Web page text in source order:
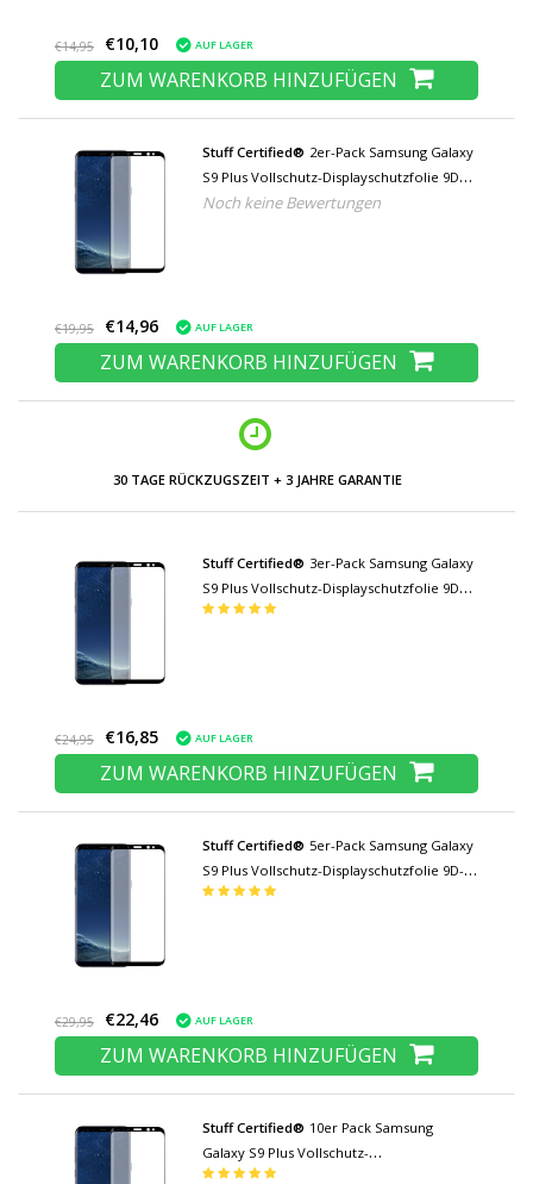
€14,95 €10,10 AUF LAGER
ZUM WARENKORB HINZUFÜGEN
Stuff Certified® 2er-Pack Samsung Galaxy
S9 Plus Vollschutz-Displayschutzfolie 9D
Hartglasfolie Hartglas
Noch keine Bewertungen
€19,95 €14,96 AUF LAGER
ZUM WARENKORB HINZUFÜGEN
30 TAGE RÜCKZUGSZEIT + 3 JAHRE GARANTIE
Stuff Certified® 3er-Pack Samsung Galaxy
S9 Plus Vollschutz-Displayschutzfolie 9D
Hartglasfolie Hartglas
€24,95 €16,85 AUF LAGER
ZUM WARENKORB HINZUFÜGEN
Stuff Certified® 5er-Pack Samsung Galaxy
S9 Plus Vollschutz-Displayschutzfolie 9D-
Glasscheibe aus gehärtetem Glas
€29,95 €22,46 AUF LAGER
ZUM WARENKORB HINZUFÜGEN
Stuff Certified® 10er Pack Samsung
Galaxy S9 Plus Vollschutz-
Displayschutzfolie 9D Hartglasfolie Hartglas